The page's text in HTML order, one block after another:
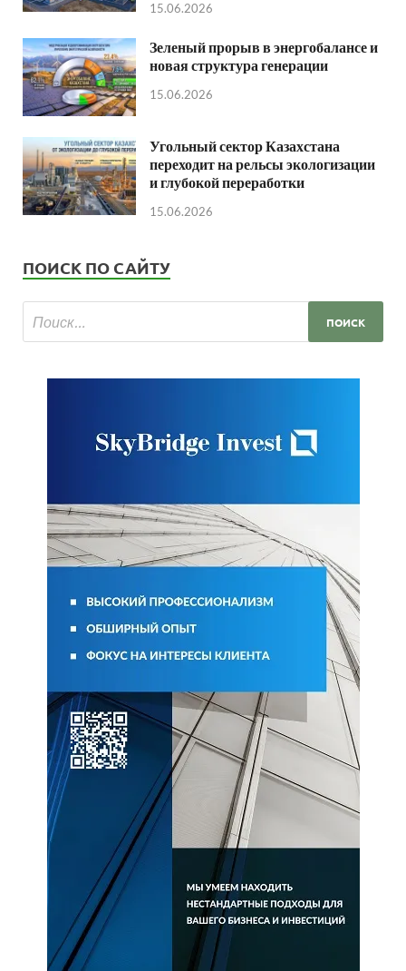
15.06.2026
Зеленый прорыв в энергобалансе и
новая структура генерации
15.06.2026
Угольный сектор Казахстана
переходит на рельсы экологизации
и глубокой переработки
15.06.2026
ПОИСК ПО САЙТУ